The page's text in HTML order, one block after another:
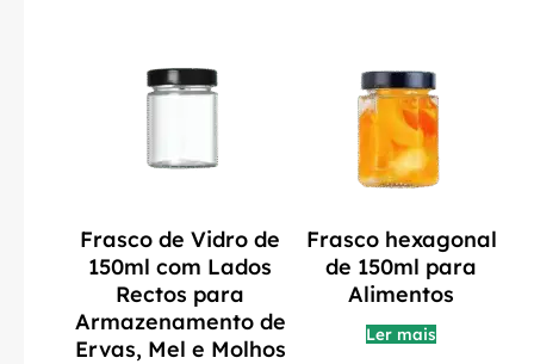
Frasco de Vidro de
150ml com Lados
Rectos para
Armazenamento de
Ervas, Mel e Molhos
Frasco hexagonal
de 150ml para
Alimentos
Ler mais